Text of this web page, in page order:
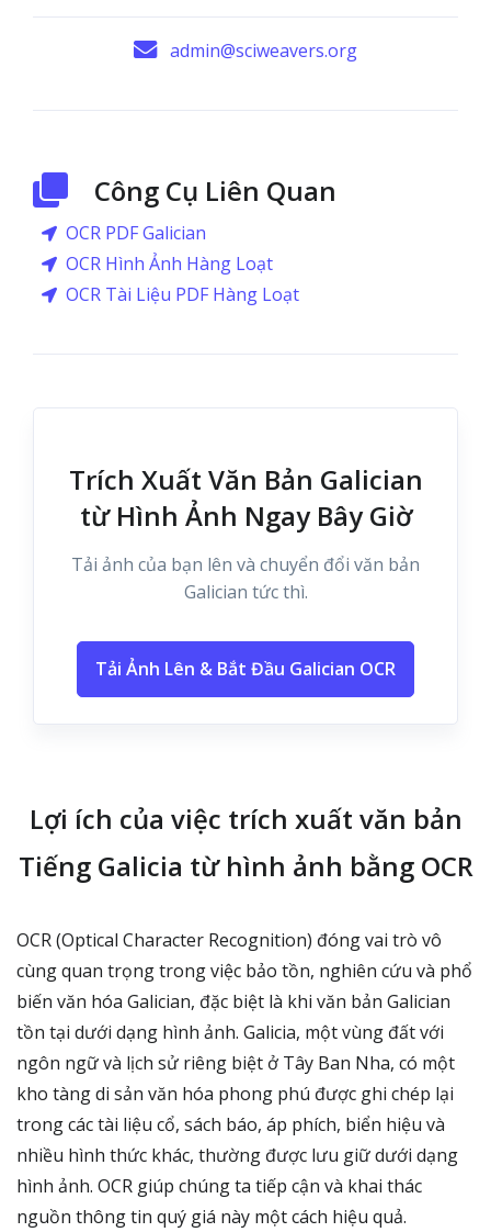
admin@sciweavers.org
Công Cụ Liên Quan
OCR PDF Galician
OCR Hình Ảnh Hàng Loạt
OCR Tài Liệu PDF Hàng Loạt
Trích Xuất Văn Bản Galician
từ Hình Ảnh Ngay Bây Giờ
Tải ảnh của bạn lên và chuyển đổi văn bản
Galician tức thì.
Tải Ảnh Lên & Bắt Đầu Galician OCR
Lợi ích của việc trích xuất văn bản
Tiếng Galicia từ hình ảnh bằng OCR
OCR (Optical Character Recognition) đóng vai trò vô
cùng quan trọng trong việc bảo tồn, nghiên cứu và phổ
biến văn hóa Galician, đặc biệt là khi văn bản Galician
tồn tại dưới dạng hình ảnh. Galicia, một vùng đất với
ngôn ngữ và lịch sử riêng biệt ở Tây Ban Nha, có một
kho tàng di sản văn hóa phong phú được ghi chép lại
trong các tài liệu cổ, sách báo, áp phích, biển hiệu và
nhiều hình thức khác, thường được lưu giữ dưới dạng
hình ảnh. OCR giúp chúng ta tiếp cận và khai thác
nguồn thông tin quý giá này một cách hiệu quả.